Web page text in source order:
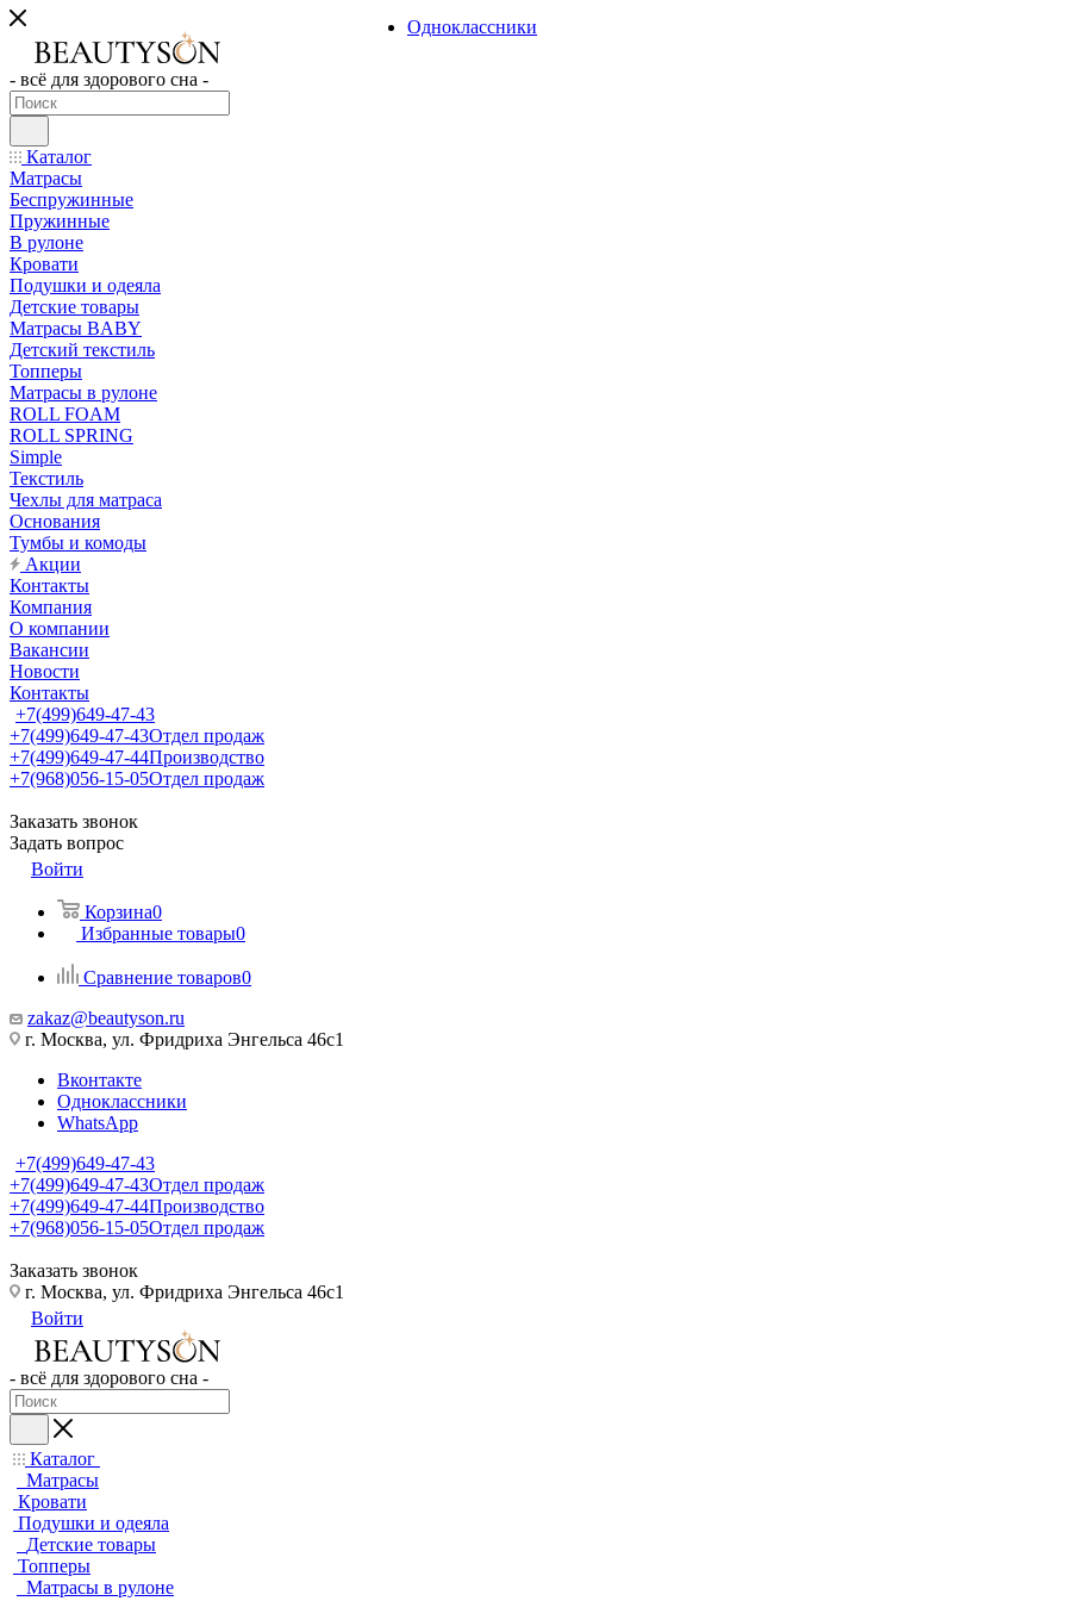
- всё для здорового сна -
Каталог
Матрасы
Беспружинные
Пружинные
В рулоне
Кровати
Подушки и одеяла
Детские товары
Матрасы BABY
Детский текстиль
Топперы
Матрасы в рулоне
ROLL FOAM
ROLL SPRING
Simple
Текстиль
Чехлы для матраса
Основания
Тумбы и комоды
Акции
Контакты
Компания
О компании
Вакансии
Новости
Контакты
+7(499)649-47-43
+7(499)649-47-43Отдел продаж
+7(499)649-47-44Производство
+7(968)056-15-05Отдел продаж
Заказать звонок
Задать вопрос
Войти
Корзина0
Избранные товары0
Сравнение товаров0
zakaz@beautyson.ru
г. Москва, ул. Фридриха Энгельса 46с1
Вконтакте
Одноклассники
WhatsApp
+7(499)649-47-43
+7(499)649-47-43Отдел продаж
+7(499)649-47-44Производство
+7(968)056-15-05Отдел продаж
Заказать звонок
Одноклассники
г. Москва, ул. Фридриха Энгельса 46с1
Войти
- всё для здорового сна -
Каталог
Матрасы
Кровати
Подушки и одеяла
Детские товары
Топперы
Матрасы в рулоне